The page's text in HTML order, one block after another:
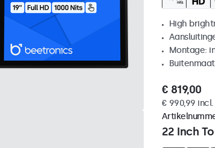
High
Montage:
€ 819,00
€ 990,99
22 Inch